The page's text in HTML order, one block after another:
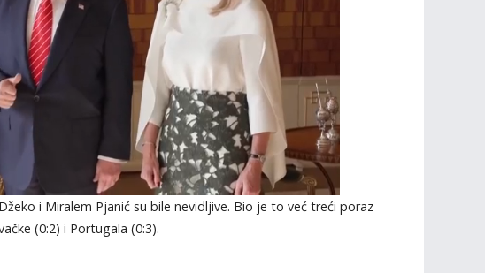
i Miralem Pjanić su bile nevidljive. Bio je to već treći poraz
(0:2) i Portugala (0:3).